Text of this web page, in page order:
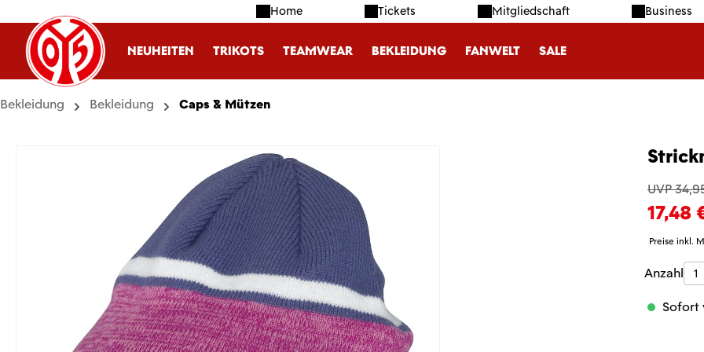
Hauptinhalt springen
Zur Suche springen
Zur Hauptnavigation springen Home Tickets Mitgliedschaft Business
NEUHEITEN TRIKOTS TEAMWEAR BEKLEIDUNG FANWELT SALE
Bekleidung Bekleidung Caps & Mützen
UVP
17,48
Preise inkl.
Anzahl
Sofort